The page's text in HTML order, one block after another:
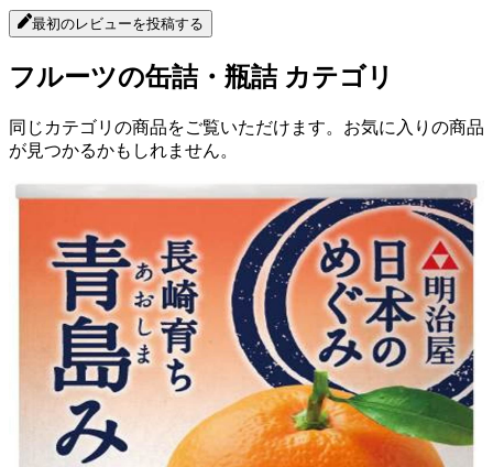
最初のレビューを投稿する
フルーツの缶詰・瓶詰 カテゴリ
同じカテゴリの商品をご覧いただけます。お気に入りの商品
が見つかるかもしれません。